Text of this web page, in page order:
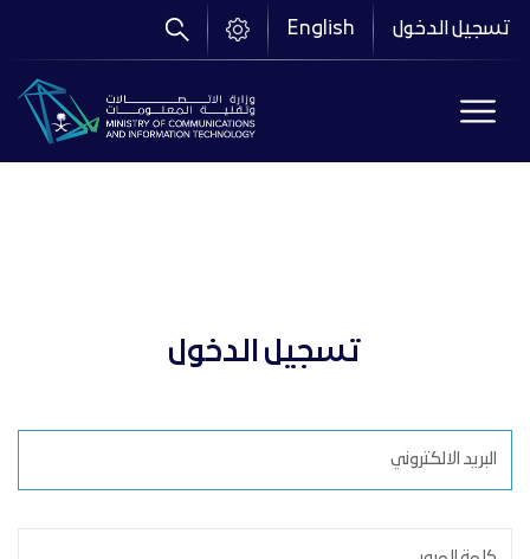
تجاوز
إلى
الرئيسي
تسجيل الدخول English
تسجيل الدخول